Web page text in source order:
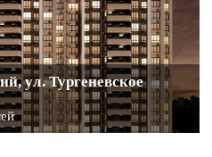
ул. Тургеневское